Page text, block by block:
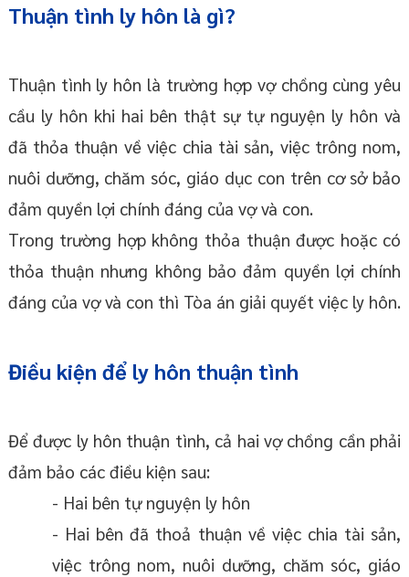
Thuận tình ly hôn là gì?
Thuận tình ly hôn là trường hợp vợ chồng cùng yêu
cầu ly hôn khi hai bên thật sự tự nguyện ly hôn và
đã thỏa thuận về việc chia tài sản, việc trông nom,
nuôi dưỡng, chăm sóc, giáo dục con trên cơ sở bảo
đảm quyền lợi chính đáng của vợ và con.
Trong trường hợp không thỏa thuận được hoặc có
thỏa thuận nhưng không bảo đảm quyền lợi chính
đáng của vợ và con thì Tòa án giải quyết việc ly hôn.
Điều kiện để ly hôn thuận tình
Để được ly hôn thuận tình, cả hai vợ chồng cần phải
đảm bảo các điều kiện sau:
- Hai bên tự nguyện ly hôn
- Hai bên đã thoả thuận về việc chia tài sản,
việc trông nom, nuôi dưỡng, chăm sóc, giáo